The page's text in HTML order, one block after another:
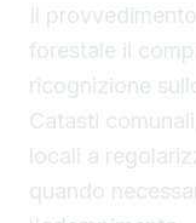
Il
forestale il
ricognizione
Catasti
locali a
quando